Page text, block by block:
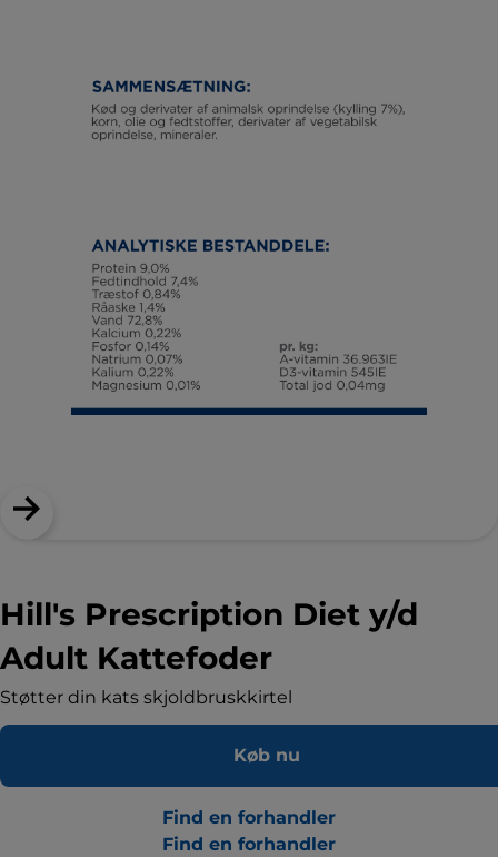
Hill's Prescription Diet y/d
Adult Kattefoder
Støtter din kats skjoldbruskkirtel
Køb nu
Find en forhandler
Find en forhandler